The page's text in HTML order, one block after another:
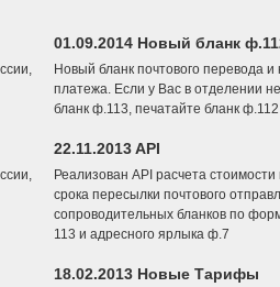
01.09.2014 Новый бланк
Новый бланк почтового перевода и
платежа. Если у Вас в отделении
бланк ф.113, печатайте бланк ф.112
22.11.2013 API
Реализован API расчета стоимости
срока пересылки почтового
сопроводительных бланков по
113 и адресного ярлыка ф.7
18.02.2013 Новые Тарифы